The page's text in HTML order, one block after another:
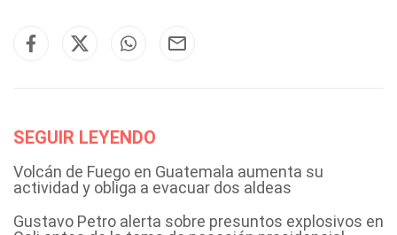
SEGUIR LEYENDO
Volcán de Fuego en Guatemala aumenta su
actividad y obliga a evacuar dos aldeas
Gustavo Petro alerta sobre presuntos explosivos en